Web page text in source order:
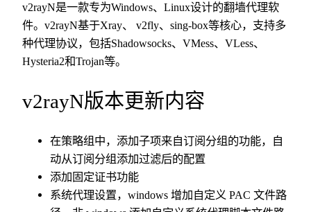
v2rayN是一款专为Windows、Linux设计的翻墙代理软
件。v2rayN基于Xray、 v2fly、sing-box等核心，支持多
种代理协议，包括Shadowsocks、VMess、VLess、
Hysteria2和Trojan等。
v2rayN版本更新内容
在策略组中，添加子项来自订阅分组的功能，自
动从订阅分组添加过滤后的配置
添加固定证书功能
系统代理设置，windows 增加自定义 PAC 文件路